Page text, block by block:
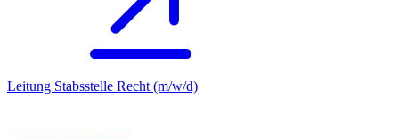
Leitung Stabsstelle Recht (m/w/d)